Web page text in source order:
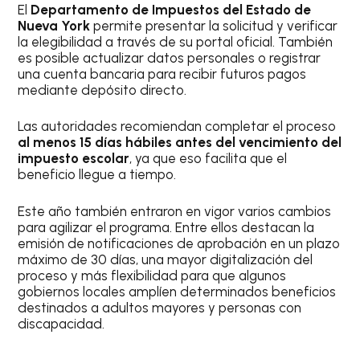
El Departamento de Impuestos del Estado de
Nueva York permite presentar la solicitud y verificar
la elegibilidad a través de su portal oficial. También
es posible actualizar datos personales o registrar
una cuenta bancaria para recibir futuros pagos
mediante depósito directo.
Las autoridades recomiendan completar el proceso
al menos 15 días hábiles antes del vencimiento del
impuesto escolar, ya que eso facilita que el
beneficio llegue a tiempo.
Este año también entraron en vigor varios cambios
para agilizar el programa. Entre ellos destacan la
emisión de notificaciones de aprobación en un plazo
máximo de 30 días, una mayor digitalización del
proceso y más flexibilidad para que algunos
gobiernos locales amplíen determinados beneficios
destinados a adultos mayores y personas con
discapacidad.